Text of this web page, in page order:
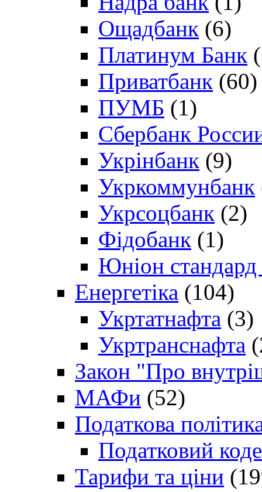
Ощадбанк (6)
Платинум Банк
Приватбанк (60)
ПУМБ (1)
Сбербанк
Укрінбанк (9)
Укркоммунбанк
Укрсоцбанк (2)
Фідобанк (1)
Юніон стандард
Енергетіка (104)
Укртатнафта (3)
Укртранснафта
Закон "Про
МАФи (52)
Податкова
Податковий
Тарифи та ціни